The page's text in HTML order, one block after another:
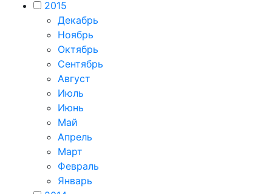
2015
Декабрь
Ноябрь
Октябрь
Сентябрь
Август
Июль
Июнь
Май
Апрель
Март
Февраль
Январь